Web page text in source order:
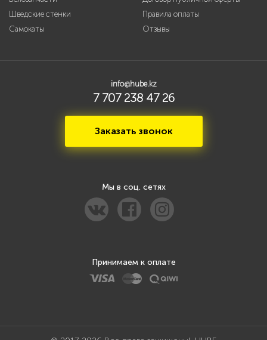
Шведские стенки
Договор публичной оферты
Правила оплаты
info@hube.kz
7 707 238 47 26
Заказать звонок
Мы в соц. сетях
Принимаем к оплате